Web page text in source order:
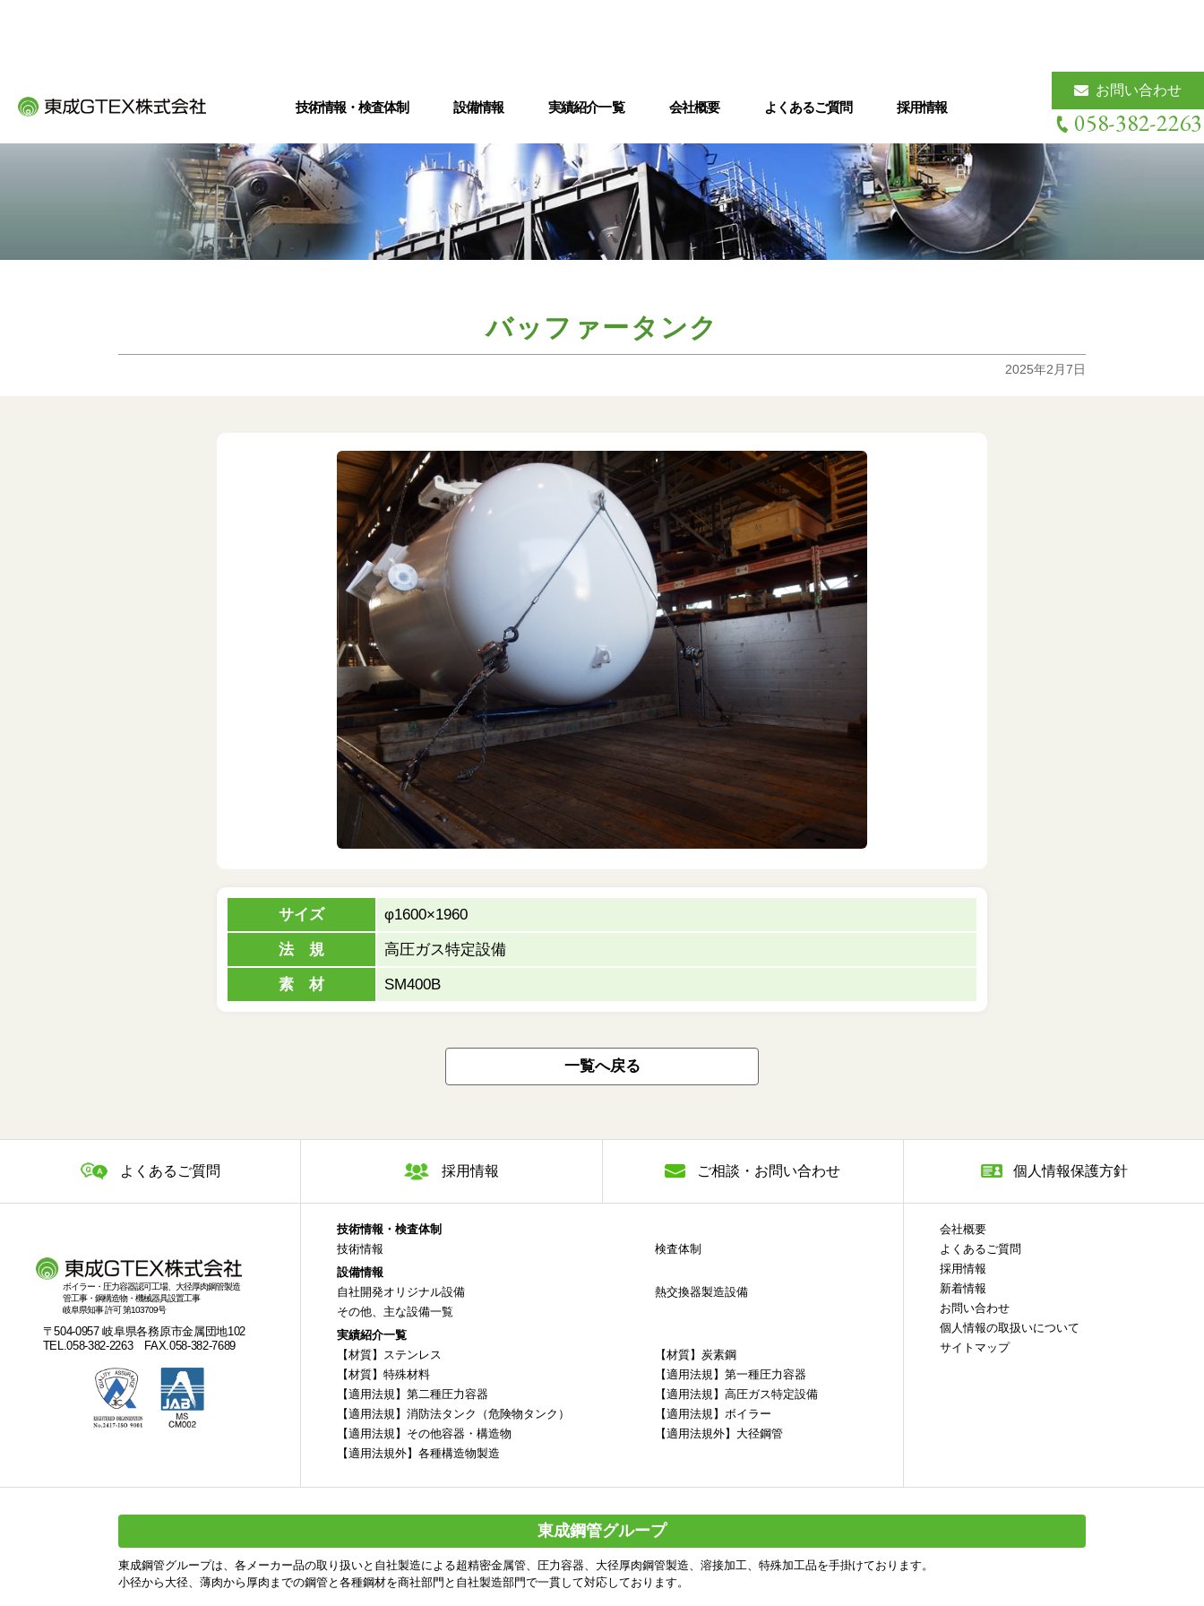
技術情報・検査体制 設備情報 実績紹介一覧 会社概要 よくあるご質問 採用情報
お問い合わせ
058-382-2263
バッファータンク
2025年2月7日
サイズ φ1600×1960
法 規 高圧ガス特定設備
素 材 SM400B
一覧へ戻る
よくあるご質問 採用情報 ご相談・お問い合わせ 個人情報保護方針
ボイラー・圧力容器認可工場、大径厚肉鋼管製造
管工事・鋼構造物・機械器具設置工事
岐阜県知事 許可 第103709号
〒504-0957 岐阜県各務原市金属団地102
TEL.058-382-2263 FAX.058-382-7689
技術情報・検査体制
技術情報
検査体制
設備情報
自社開発オリジナル設備
熱交換器製造設備
その他、主な設備一覧
実績紹介一覧
【材質】ステンレス
【材質】炭素鋼
【材質】特殊材料
【適用法規】第一種圧力容器
【適用法規】第二種圧力容器
【適用法規】高圧ガス特定設備
【適用法規】消防法タンク（危険物タンク）
【適用法規】ボイラー
【適用法規】その他容器・構造物
【適用法規外】大径鋼管
【適用法規外】各種構造物製造
会社概要
よくあるご質問
採用情報
新着情報
お問い合わせ
個人情報の取扱いについて
サイトマップ
東成鋼管グループ
東成鋼管グループは、各メーカー品の取り扱いと自社製造による超精密金属管、圧力容器、大径厚肉鋼管製造、溶接加工、特殊加工品を手掛けております。
小径から大径、薄肉から厚肉までの鋼管と各種鋼材を商社部門と自社製造部門で一貫して対応しております。